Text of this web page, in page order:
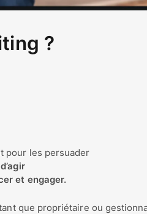
?
pour les persuader
et engager.
que propriétaire ou